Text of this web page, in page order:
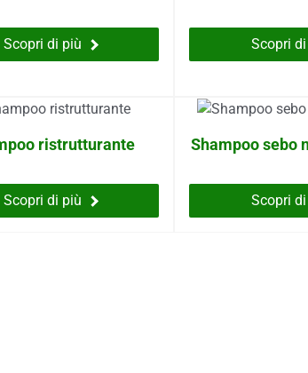
Scopri di più Scopri
ristrutturante
Scopri di più
Shampoo sebo
Scopri